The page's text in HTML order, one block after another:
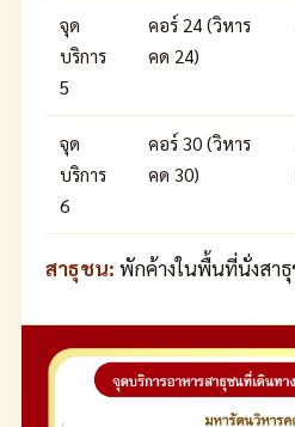
จุด
บริการ
5
คอร์ 24 (วิหาร
คด 24)
จุด
บริการ
6
คอร์ 30 (วิหาร
คด 30)
สาธุชน: พักค้างในพื้นที่นั่งสา